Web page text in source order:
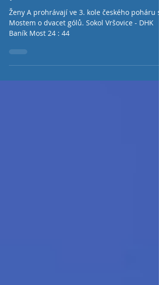
poháru
Ženy A prohrávají ve 3. kole českého poháru s
Mostem o dvacet gólů. Sokol Vršovice - DHK